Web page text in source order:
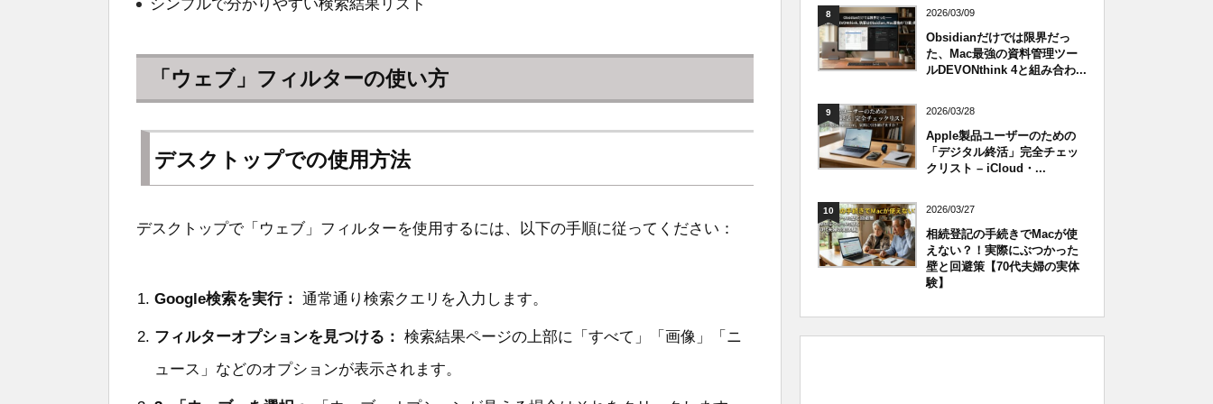
シンプルで分かりやすい検索結果リスト
「ウェブ」フィルターの使い方
デスクトップでの使用方法
デスクトップで「ウェブ」フィルターを使用するには、以下の手順に従ってください：
Google検索を実行： 通常通り検索クエリを入力します。
フィルターオプションを見つける： 検索結果ページの上部に「すべて」「画像」「ニ
ュース」などのオプションが表示されます。
8 2026/03/09
Obsidianだけでは限界だっ
た、Mac最強の資料管理ツー
ルDEVONthink 4と組み合わ...
9 2026/03/28
Apple製品ユーザーのための
「デジタル終活」完全チェッ
クリスト – iCloud・...
10 2026/03/27
相続登記の手続きでMacが使
えない？！実際にぶつかった
壁と回避策【70代夫婦の実体
験】